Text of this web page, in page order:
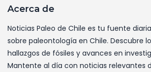
Acerca de
Noticias Paleo de Chile es tu fuente
sobre paleontología en Chile. Descubre
hallazgos de fósiles y avances en
Mantente al día con noticias relevantes